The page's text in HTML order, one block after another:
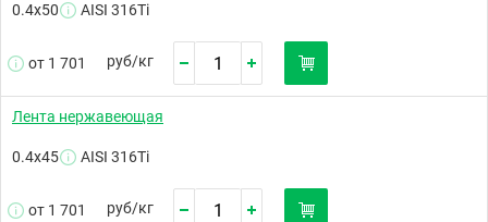
0.4х50 AISI 316Ti
от 1 701 руб/кг
Лента нержавеющая
0.4х45 AISI 316Ti
от 1 701 руб/кг